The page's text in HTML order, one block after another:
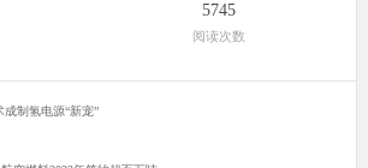
5745
阅读次数
制氢电源“新宠”